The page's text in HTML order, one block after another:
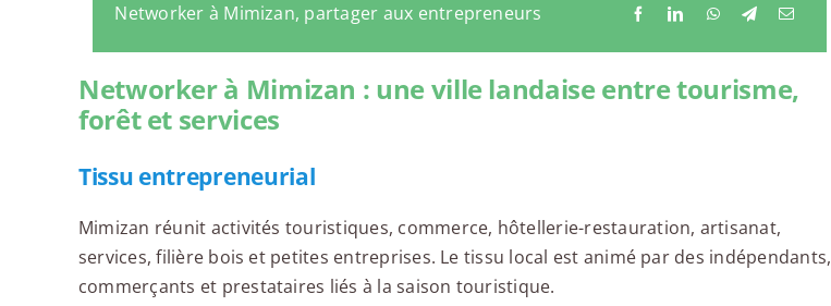
Networker à Mimizan, partager aux entrepreneurs
Networker à Mimizan : une ville landaise entre tourisme,
forêt et services
Tissu entrepreneurial
Mimizan réunit activités touristiques, commerce, hôtellerie-restauration, artisanat,
services, filière bois et petites entreprises. Le tissu local est animé par des indépendants,
commerçants et prestataires liés à la saison touristique.